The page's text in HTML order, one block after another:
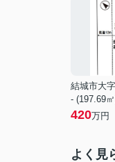
結城市大
- (197.69
420万円
よく見